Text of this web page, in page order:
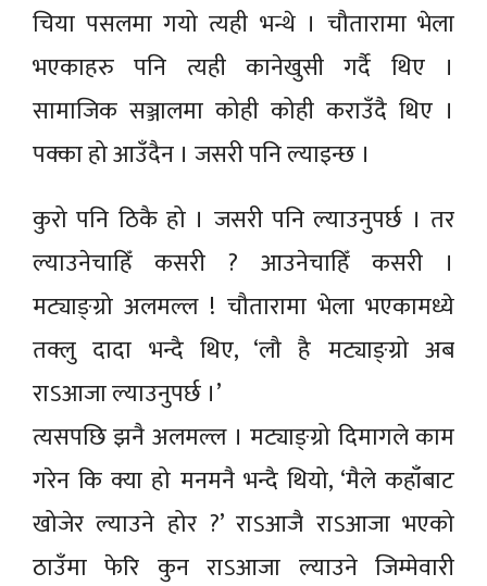
चिया पसलमा गयो त्यही भन्थे । चौतारामा भेला
भएकाहरु पनि त्यही कानेखुसी गर्दै थिए ।
सामाजिक सञ्जालमा कोही कोही कराउँदै थिए ।
पक्का हो आउँदैन । जसरी पनि ल्याइन्छ ।
कुरो पनि ठिकै हो । जसरी पनि ल्याउनुपर्छ । तर
ल्याउनेचाहिँ कसरी ? आउनेचाहिँ कसरी ।
मट्याङ्ग्रो अलमल्ल ! चौतारामा भेला भएकामध्ये
तक्लु दादा भन्दै थिए, ‘लौ है मट्याङ्ग्रो अब
राऽआजा ल्याउनुपर्छ ।’
त्यसपछि झनै अलमल्ल । मट्याङ्ग्रो दिमागले काम
गरेन कि क्या हो मनमनै भन्दै थियो, ‘मैले कहाँबाट
खोजेर ल्याउने होर ?’ राऽआजै राऽआजा भएको
ठाउँमा फेरि कुन राऽआजा ल्याउने जिम्मेवारी